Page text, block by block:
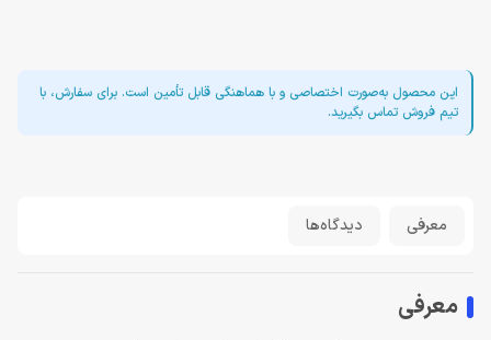
این محصول به‌صورت اختصاصی و با هماهنگی قابل تأمین است. برای سفارش، با
تیم فروش تماس بگیرید.
معرفی دیدگاه‌ها
معرفی